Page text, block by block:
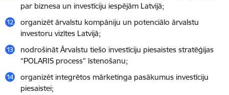
par biznesa un investīciju iespējām Latvijā;
organizēt ārvalstu kompāniju un potenciālo ārvalstu
investoru vizītes Latvijā;
nodrošināt Ārvalstu tiešo investīciju piesaistes stratēģijas
“POLARIS process” īstenošanu;
organizēt integrētos mārketinga pasākumus investīciju
piesaistei;